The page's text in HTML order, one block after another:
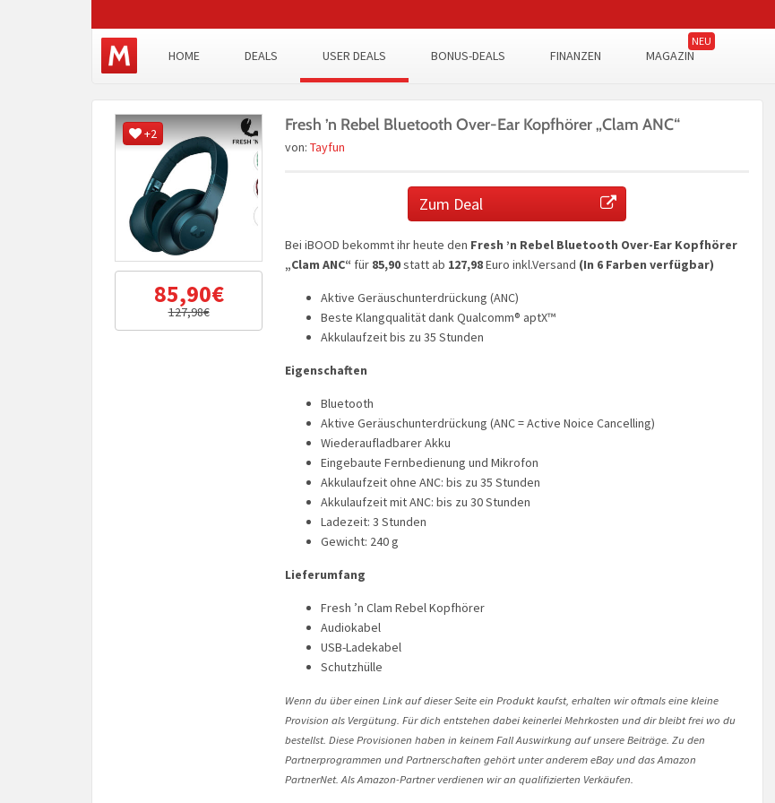
HOME DEALS USER DEALS BONUS-DEALS FINANZEN MAGAZIN
+2
85,90€
127,98€
Fresh ’n Rebel Bluetooth Over-Ear Kopfhörer „Clam ANC“
von: Tayfun
Zum Deal
Bei iBOOD bekommt ihr heute den Fresh ’n Rebel Bluetooth Over-Ear Kopfhörer
„Clam ANC“ für 85,90statt ab 127,98Euro inkl.Versand (In 6 Farben verfügbar)
Aktive Geräuschunterdrückung (ANC)
Beste Klangqualität dank Qualcomm® aptX™
Akkulaufzeit bis zu 35 Stunden
Eigenschaften
Bluetooth
Aktive Geräuschunterdrückung (ANC = Active Noice Cancelling)
Wiederaufladbarer Akku
Eingebaute Fernbedienung und Mikrofon
Akkulaufzeit ohne ANC: bis zu 35 Stunden
Akkulaufzeit mit ANC: bis zu 30 Stunden
Ladezeit: 3 Stunden
Gewicht: 240 g
Lieferumfang
Fresh ’n Clam Rebel Kopfhörer
Audiokabel
USB-Ladekabel
Schutzhülle
Wenn du über einen Link auf dieser Seite ein Produkt kaufst, erhalten wir oftmals eine kleine
Provision als Vergütung. Für dich entstehen dabei keinerlei Mehrkosten und dir bleibt frei wo du
bestellst. Diese Provisionen haben in keinem Fall Auswirkung auf unsere Beiträge. Zu den
Partnerprogrammen und Partnerschaften gehört unter anderem eBay und das Amazon
PartnerNet. Als Amazon-Partner verdienen wir an qualifizierten Verkäufen.